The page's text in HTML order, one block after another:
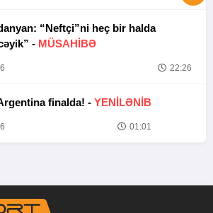
“Neftçi”ni heç bir halda
- MÜSAHİBƏ
22:26
finalda! - YENİLƏNİB
01:01